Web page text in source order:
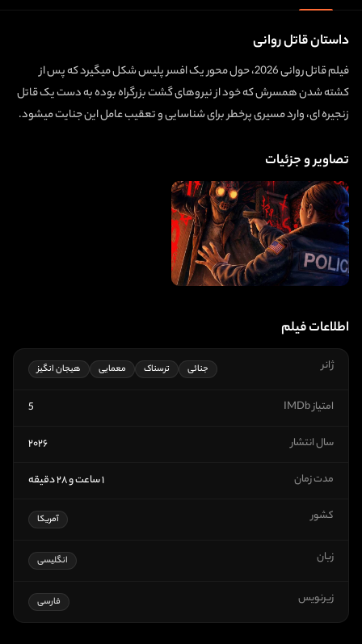
داستان قاتل روانی
فیلم قاتل روانی 2026، حول محور یک افسر پلیس شکل میگیرد که پس از
کشته شدن همسرش که خود از نیروهای گشت بزرگراه بوده به دست یک قاتل
زنجیره‌ ای، وارد مسیری پرخطر برای شناسایی و تعقیب عامل این جنایت میشود.
تصاویر و جزئیات
اطلاعات فیلم
ژانر جنائی ترسناک معمایی هیجان انگیز
امتیاز IMDb 5
سال انتشار ۲۰۲۶
مدت زمان ۱ ساعت و ۲۸ دقیقه
کشور آمریکا
زبان انگلیسی
زیرنویس فارسی